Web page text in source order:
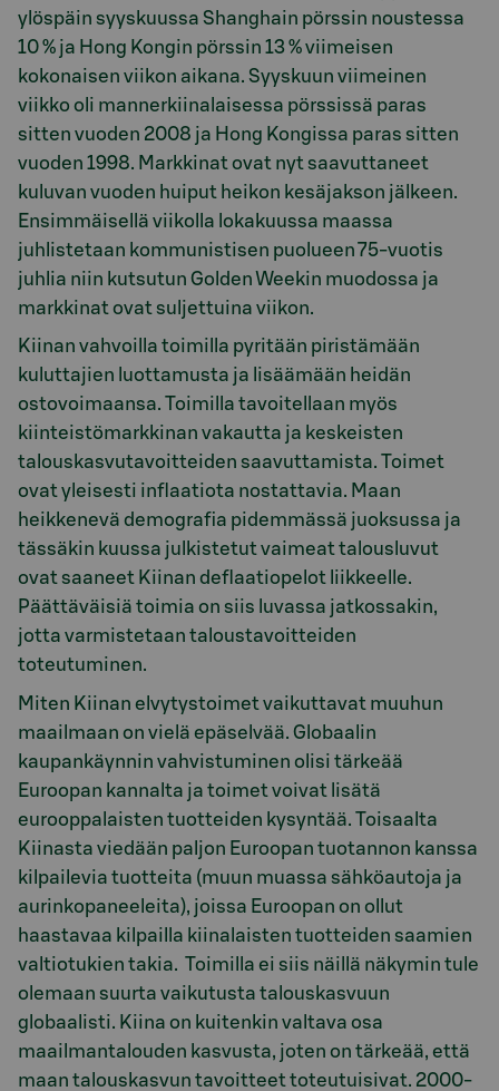
ylöspäin syyskuussa Shanghain pörssin noustessa
10 % ja Hong Kongin pörssin 13 % viimeisen
kokonaisen viikon aikana. Syyskuun viimeinen
viikko oli mannerkiinalaisessa pörssissä paras
sitten vuoden 2008 ja Hong Kongissa paras sitten
vuoden 1998. Markkinat ovat nyt saavuttaneet
kuluvan vuoden huiput heikon kesäjakson jälkeen.
Ensimmäisellä viikolla lokakuussa maassa
juhlistetaan kommunistisen puolueen 75-vuotis
juhlia niin kutsutun Golden Weekin muodossa ja
markkinat ovat suljettuina viikon.
Kiinan vahvoilla toimilla pyritään piristämään
kuluttajien luottamusta ja lisäämään heidän
ostovoimaansa. Toimilla tavoitellaan myös
kiinteistömarkkinan vakautta ja keskeisten
talouskasvutavoitteiden saavuttamista. Toimet
ovat yleisesti inflaatiota nostattavia. Maan
heikkenevä demografia pidemmässä juoksussa ja
tässäkin kuussa julkistetut vaimeat talousluvut
ovat saaneet Kiinan deflaatiopelot liikkeelle.
Päättäväisiä toimia on siis luvassa jatkossakin,
jotta varmistetaan taloustavoitteiden
toteutuminen.
Miten Kiinan elvytystoimet vaikuttavat muuhun
maailmaan on vielä epäselvää. Globaalin
kaupankäynnin vahvistuminen olisi tärkeää
Euroopan kannalta ja toimet voivat lisätä
eurooppalaisten tuotteiden kysyntää. Toisaalta
Kiinasta viedään paljon Euroopan tuotannon kanssa
kilpailevia tuotteita (muun muassa sähköautoja ja
aurinkopaneeleita), joissa Euroopan on ollut
haastavaa kilpailla kiinalaisten tuotteiden saamien
valtiotukien takia. Toimilla ei siis näillä näkymin tule
olemaan suurta vaikutusta talouskasvuun
globaalisti. Kiina on kuitenkin valtava osa
maailmantalouden kasvusta, joten on tärkeää, että
maan talouskasvun tavoitteet toteutuisivat. 2000-